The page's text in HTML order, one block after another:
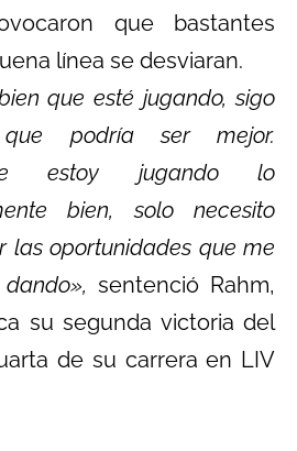
que bastantes
línea se desviaran.
que esté jugando, sigo
que podría ser mejor.
estoy jugando lo
bien, solo necesito
las oportunidades que me
sentenció Rahm,
su segunda victoria del
de su carrera en LIV